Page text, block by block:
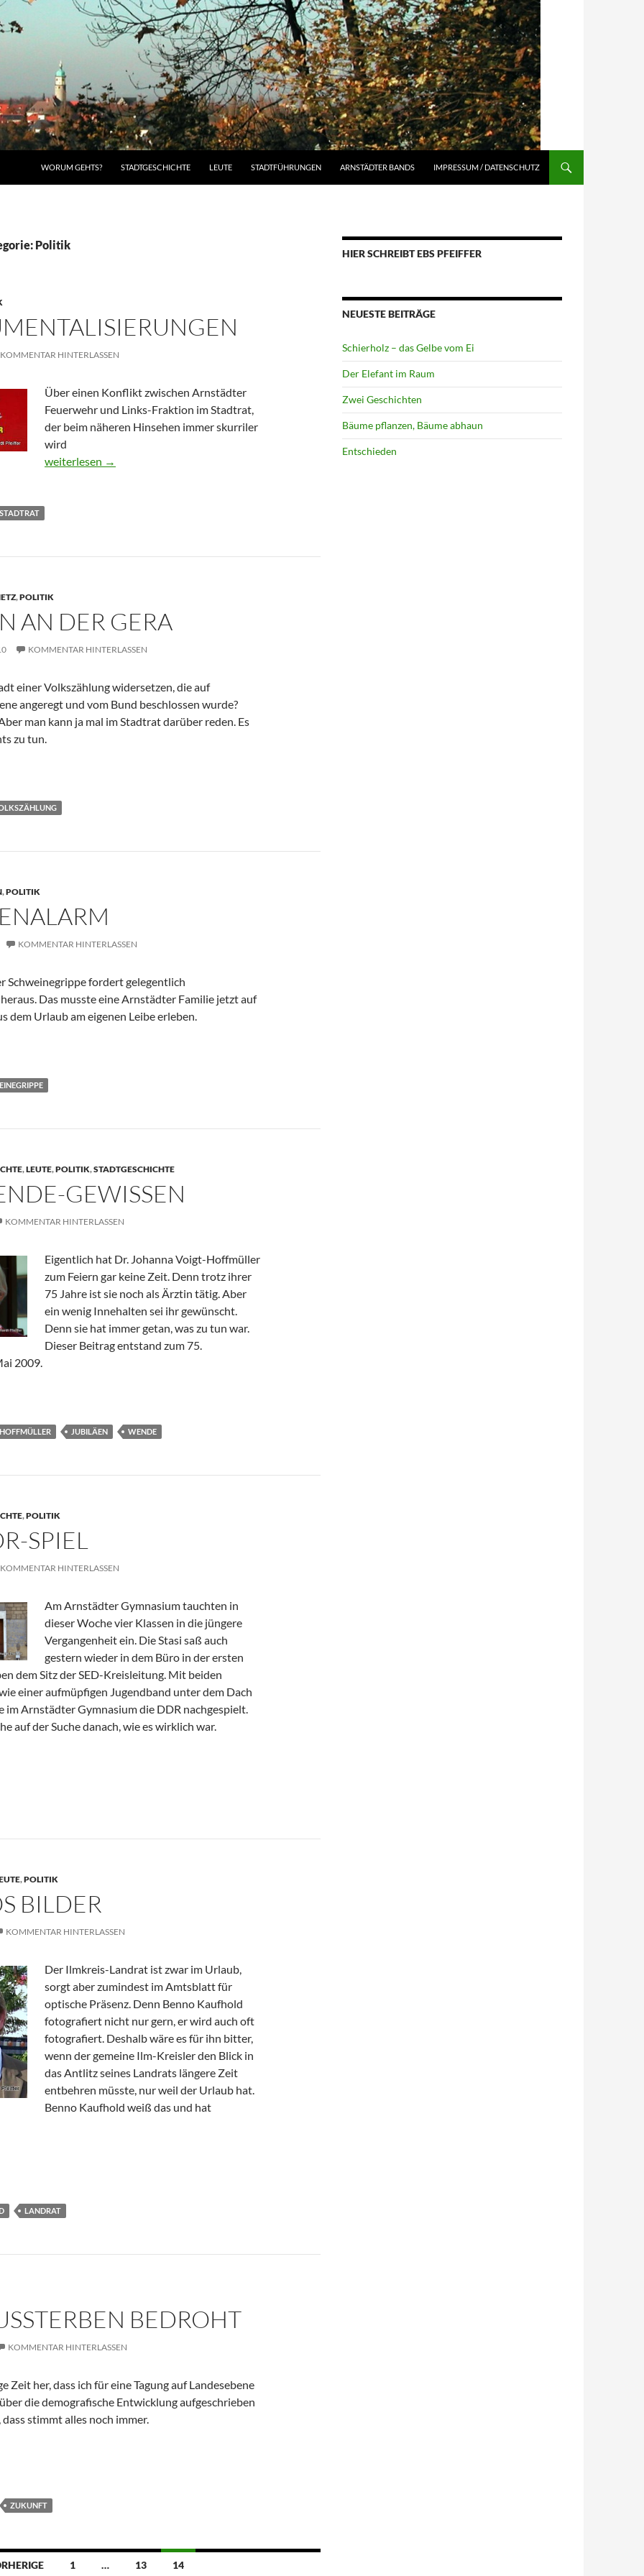
WORUM GEHTS? STADTGESCHICHTE LEUTE STADTFÜHRUNGEN ARNSTÄDTER BANDS IMPRESSUM / DATENSCHUTZ
Politik
KOMMENTAR HINTERLASSEN
Über einen Konflikt zwischen Arnstädter
Feuerwehr und Links-Fraktion im Stadtrat,
der beim näheren Hinsehen immer skurriler
wird
Instrumentalisierungen
weiterlesen →
STADTRAT
,POLITIK
AN DER GERA
KOMMENTAR HINTERLASSEN
einer Volkszählung widersetzen, die auf
angeregt und vom Bund beschlossen wurde?
man kann ja mal im Stadtrat darüber reden. Es
zu tun.
,POLITIK
KOMMENTAR HINTERLASSEN
Schweinegrippe fordert gelegentlich
Das musste eine Arnstädter Familie jetzt auf
dem Urlaub am eigenen Leibe erleben.
,LEUTE,POLITIK,STADTGESCHICHTE
GEWISSEN
KOMMENTAR HINTERLASSEN
Eigentlich hat Dr. Johanna Voigt-Hoffmüller
zum Feiern gar keine Zeit. Denn trotz ihrer
75 Jahre ist sie noch als Ärztin tätig. Aber
ein wenig Innehalten sei ihr gewünscht.
Denn sie hat immer getan, was zu tun war.
Dieser Beitrag entstand zum 75.
2009.
JUBILÄEN WENDE
,POLITIK
SPIEL
KOMMENTAR HINTERLASSEN
Am Arnstädter Gymnasium tauchten in
dieser Woche vier Klassen in die jüngere
Vergangenheit ein. Die Stasi saß auch
gestern wieder in dem Büro in der ersten
dem Sitz der SED-Kreisleitung. Mit beiden
einer aufmüpfigen Jugendband unter dem Dach
im Arnstädter Gymnasium die DDR nachgespielt.
auf der Suche danach, wie es wirklich war.
,POLITIK
BILDER
KOMMENTAR HINTERLASSEN
Der Ilmkreis-Landrat ist zwar im Urlaub,
sorgt aber zumindest im Amtsblatt für
optische Präsenz. Denn Benno Kaufhold
fotografiert nicht nur gern, er wird auch oft
fotografiert. Deshalb wäre es für ihn bitter,
wenn der gemeine Ilm-Kreisler den Blick in
das Antlitz seines Landrats längere Zeit
entbehren müsste, nur weil der Urlaub hat.
Benno Kaufhold weiß das und hat
LANDRAT
BEDROHT
KOMMENTAR HINTERLASSEN
Zeit her, dass ich für eine Tagung auf Landesebene
die demografische Entwicklung aufgeschrieben
dass stimmt alles noch immer.
ZUKUNFT
1 … 13 14
HIER SCHREIBT EBS PFEIFFER
NEUESTE BEITRÄGE
Schierholz – das Gelbe vom Ei
Der Elefant im Raum
Zwei Geschichten
Bäume pflanzen, Bäume abhaun
Entschieden